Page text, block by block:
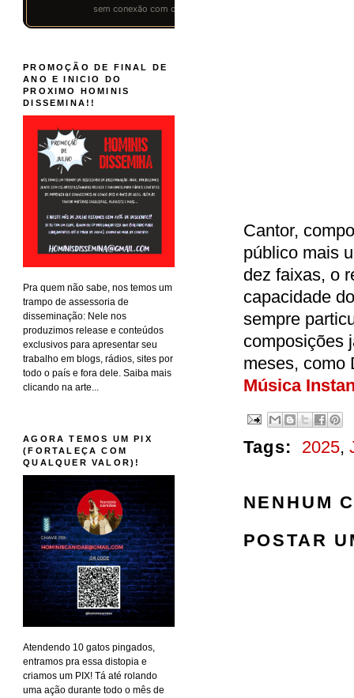
Cantor,
público mais
dez faixas, o
capacidade
sempre
composições
meses, como
Música
Tags: 2025,
NENHUM
POSTAR
PROMOÇÃO DE FINAL DE
ANO E INICIO DO
PROXIMO HOMINIS
DISSEMINA!!
Pra quem não sabe, nos temos um
trampo de assessoria de
disseminação: Nele nos
produzimos release e conteúdos
exclusivos para apresentar seu
trabalho em blogs, rádios, sites por
todo o país e fora dele. Saiba mais
clicando na arte...
AGORA TEMOS UM PIX
(FORTALEÇA COM
QUALQUER VALOR)!
Atendendo 10 gatos pingados,
entramos pra essa distopia e
criamos um PIX! Tá até rolando
uma ação durante todo o mês de